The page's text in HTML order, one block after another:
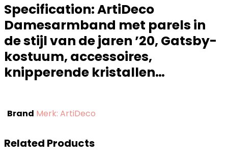
Specification:ArtiDeco
Damesarmband met parels in
de stijl van de jaren ’20, Gatsby-
kostuum, accessoires,
knipperende kristallen…
Brand Merk: ArtiDeco
Related Products